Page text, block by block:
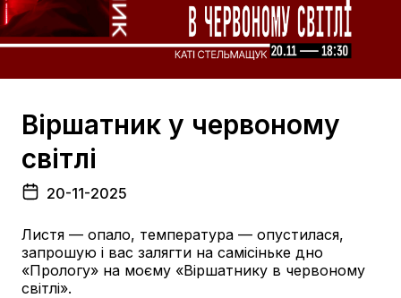
Віршатник у червоному
світлі
20-11-2025
Листя — опало, температура — опустилася,
запрошую і вас залягти на самісіньке дно
«Прологу» на моєму «Віршатнику в червоному
світлі».